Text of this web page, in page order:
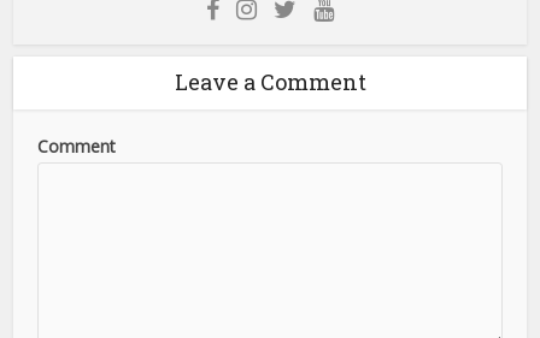
Leave a Comment
Comment